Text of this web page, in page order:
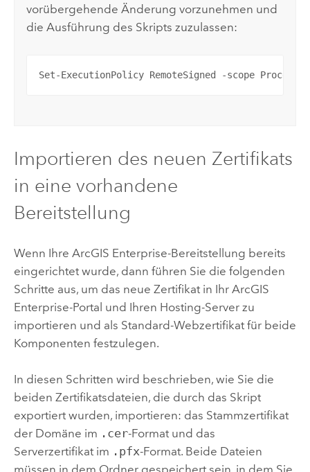
vorübergehende Änderung vorzunehmen und
die Ausführung des Skripts zuzulassen:
Set-ExecutionPolicy RemoteSigned -scope Process
Importieren des neuen Zertifikats
in eine vorhandene
Bereitstellung
Wenn Ihre ArcGIS Enterprise-Bereitstellung bereits
eingerichtet wurde, dann führen Sie die folgenden
Schritte aus, um das neue Zertifikat in Ihr ArcGIS
Enterprise-Portal und Ihren Hosting-Server zu
importieren und als Standard-Webzertifikat für beide
Komponenten festzulegen.
In diesen Schritten wird beschrieben, wie Sie die
beiden Zertifikatsdateien, die durch das Skript
exportiert wurden, importieren: das Stammzertifikat
der Domäne im .cer-Format und das
Serverzertifikat im .pfx-Format. Beide Dateien